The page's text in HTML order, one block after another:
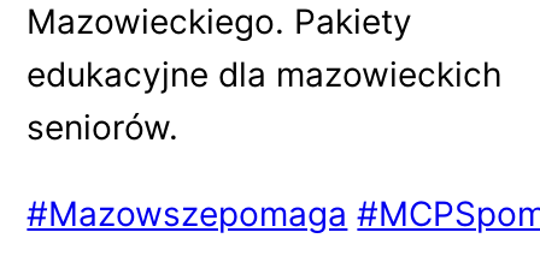
Mazowieckiego. Pakiety
edukacyjne dla mazowieckich
seniorów.
#Mazowszepomaga